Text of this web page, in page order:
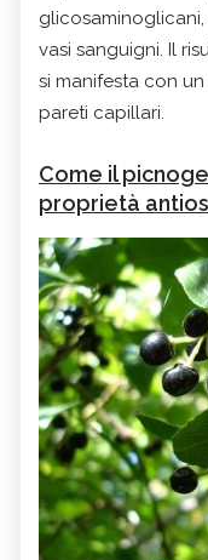
vasi sanguigni. Il
si manifesta con
pareti capillari.
Come il
proprietà